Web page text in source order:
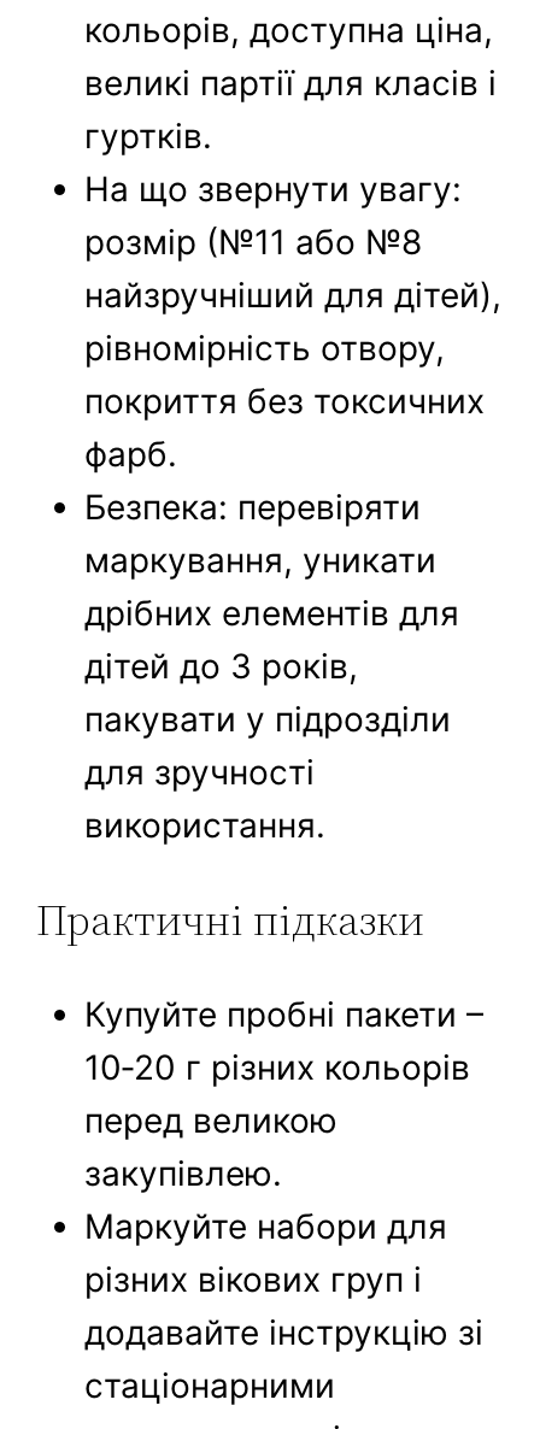
кольорів, доступна ціна,
великі партії для класів і
гуртків.
На що звернути увагу:
розмір (№11 або №8
найзручніший для дітей),
рівномірність отвору,
покриття без токсичних
фарб.
Безпека: перевіряти
маркування, уникати
дрібних елементів для
дітей до 3 років,
пакувати у підрозділи
для зручності
використання.
Практичні підказки
Купуйте пробні пакети –
10‑20 г різних кольорів
перед великою
закупівлею.
Маркуйте набори для
різних вікових груп і
додавайте інструкцію зі
стаціонарними